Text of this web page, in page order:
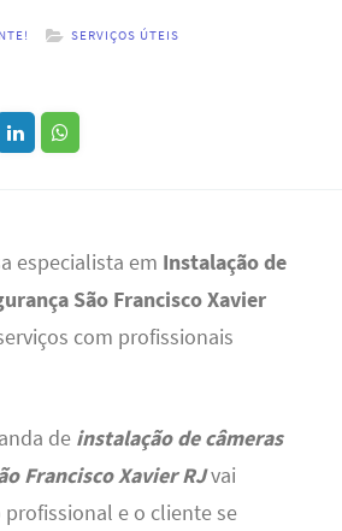
SERVIÇOS ÚTEIS
especialista em Instalação de
São Francisco Xavier
com profissionais
de instalação de câmeras
Francisco Xavier RJvai
e o cliente se